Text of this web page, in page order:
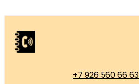
+7 926 560 66 63